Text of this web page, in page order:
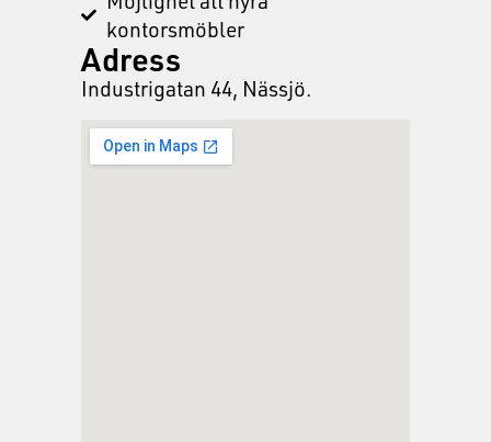
kontorsmöbler
Adress
Industrigatan 44, Nässjö.